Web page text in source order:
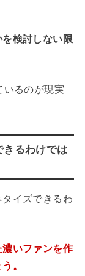
検討しない限
いるのが現実
るわけでは
イズできるわ
いファンを作
。